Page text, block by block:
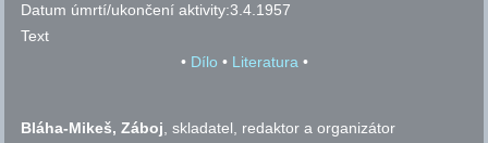
Datum úmrtí/ukončení aktivity:3.4.1957
Text
• Dílo • Literatura•
Bláha-Mikeš, Záboj, skladatel, redaktor a organizátor